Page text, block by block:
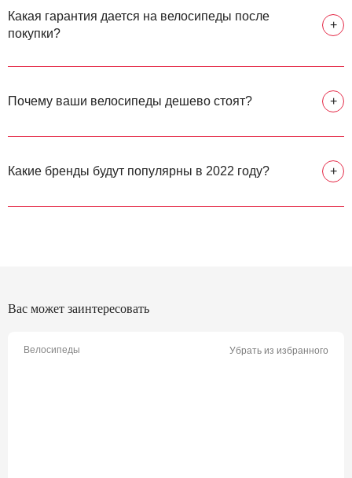
Какая гарантия дается на велосипеды после
покупки?
+
Почему ваши велосипеды дешево стоят? +
Какие бренды будут популярны в 2022 году? +
Вас может заинтересовать
Велосипеды Убрать из избранного